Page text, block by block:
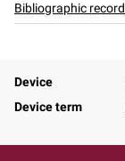
Bibliographic record
Device
Device term